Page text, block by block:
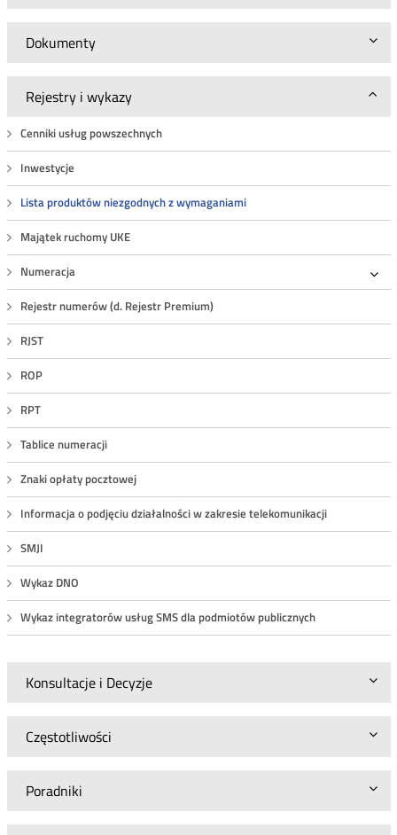
Dokumenty
Rejestry i wykazy
Cenniki usług powszechnych
Inwestycje
Lista produktów niezgodnych z wymaganiami
Majątek ruchomy UKE
Numeracja
Rejestr numerów (d. Rejestr Premium)
RJST
ROP
RPT
Tablice numeracji
Znaki opłaty pocztowej
Informacja o podjęciu działalności w zakresie telekomunikacji
SMJI
Wykaz DNO
Wykaz integratorów usług SMS dla podmiotów publicznych
Konsultacje i Decyzje
Częstotliwości
Poradniki